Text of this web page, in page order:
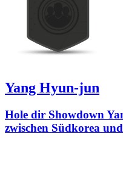
Yang Hyun-jun
Hole dir Showdown
zwischen Südkorea